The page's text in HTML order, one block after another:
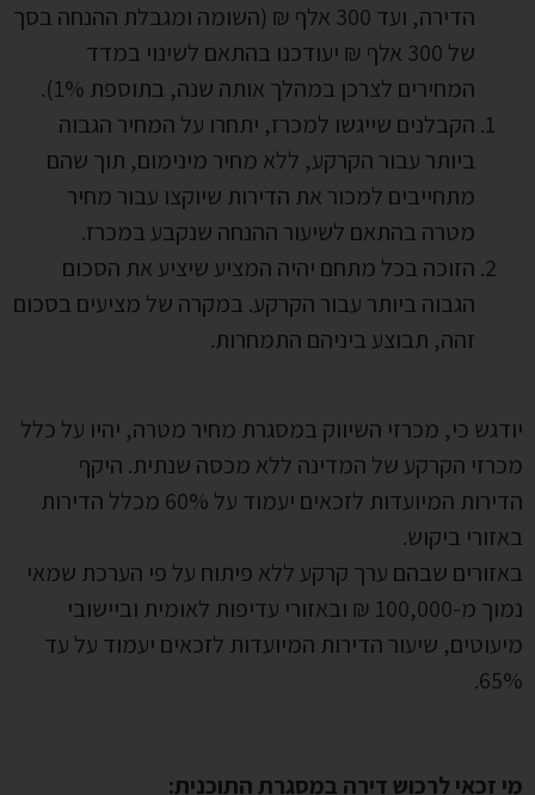
הדירה, ועד 300 אלף ₪ (השומה ומגבלת ההנחה בסך
של 300 אלף ₪ יעודכנו בהתאם לשינוי במדד
המחירים לצרכן במהלך אותה שנה, בתוספת 1%).
הקבלנים שייגשו למכרז, יתחרו על המחיר הגבוה
ביותר עבור הקרקע, ללא מחיר מינימום, תוך שהם
מתחייבים למכור את הדירות שיוקצו עבור מחיר
מטרה בהתאם לשיעור ההנחה שנקבע במכרז.
הזוכה בכל מתחם יהיה המציע שיציע את הסכום
הגבוה ביותר עבור הקרקע. במקרה של מציעים בסכום
זהה, תבוצע ביניהם התמחרות.
יודגש כי, מכרזי השיווק במסגרת מחיר מטרה, יהיו על כלל
מכרזי הקרקע של המדינה ללא מכסה שנתית. היקף
הדירות המיועדות לזכאים יעמוד על 60% מכלל הדירות
באזורי ביקוש.
באזורים שבהם ערך קרקע ללא פיתוח על פי הערכת שמאי
נמוך מ-100,000 ₪ ובאזורי עדיפות לאומית וביישובי
מיעוטים, שיעור הדירות המיועדות לזכאים יעמוד על עד
65%.
מי זכאי לרכוש דירה במסגרת התוכנית: